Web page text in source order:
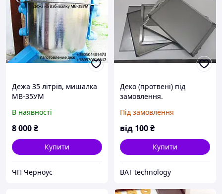
Дежа 35 літрів, мишалка
МВ-35УМ
В наявності
8 000₴
Купити
ЧП Черноус
Деко (протвені) під
замовлення.
Під замовлення
від 100₴
Купити
BAT technology